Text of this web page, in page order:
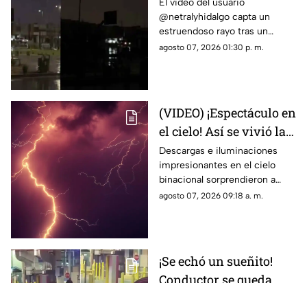
durante un trueno en
Ciudad Juárez causa
asombro
El video del usuario
@netralyhidalgo capta un
estruendoso rayo tras un
momento de calma,
agosto 07, 2026 01:30 p. m.
(VIDEO) ¡Espectáculo en
el cielo! Así se vivió la
tormenta eléctrica de
este jueves en Ciudad
Juárez
Descargas e iluminaciones
impresionantes en el cielo
binacional sorprendieron a
residentes de Ciudad Juárez y
agosto 07, 2026 09:18 a. m.
¡Se echó un sueñito!
Conductor se queda